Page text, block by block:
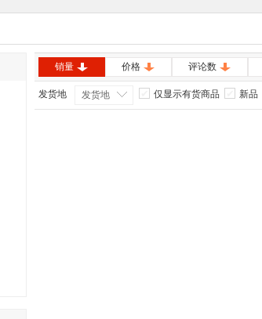
销量 价格 评论数
发货地 发货地 仅显示有货商品 新品